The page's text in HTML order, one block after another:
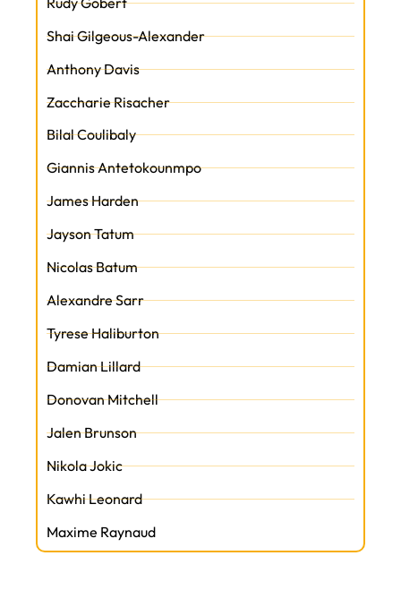
Shai Gilgeous-Alexander
Anthony Davis
Zaccharie Risacher
Bilal Coulibaly
Giannis Antetokounmpo
James Harden
Jayson Tatum
Nicolas Batum
Alexandre Sarr
Tyrese Haliburton
Damian Lillard
Donovan Mitchell
Jalen Brunson
Nikola Jokic
Kawhi Leonard
Maxime Raynaud